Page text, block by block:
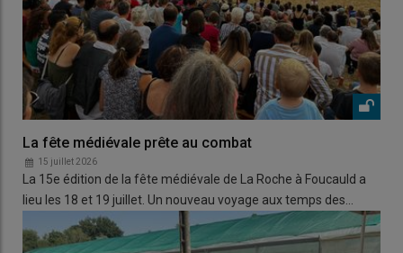
La fête médiévale prête au combat
15 juillet 2026
La 15e édition de la fête médiévale de La Roche à Foucauld a
lieu les 18 et 19 juillet. Un nouveau voyage aux temps des…